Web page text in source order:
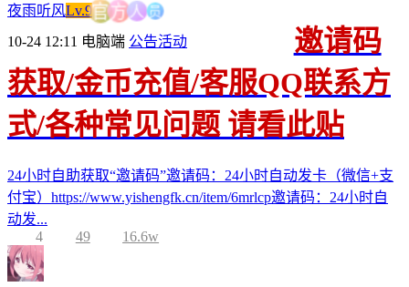
夜雨听风Lv.9官 方人员
10-24 12:11 电脑端 公告活动
邀请码
获取/金币充值/客服QQ联系方
式/各种常见问题 请看此贴
24小时自助获取“邀请码”邀请码：24小时自动发卡（微信+支
付宝）https://www.yishengfk.cn/item/6mrlcp邀请码：24小时自
动发...
4
49 16.6w